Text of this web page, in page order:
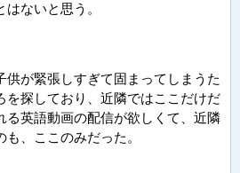
ないと思う。
供が緊張しすぎて固まってしまうた
を探しており、近隣ではここだけだ
る英語動画の配信が欲しくて、近隣
、ここのみだった。